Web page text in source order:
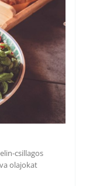
csillagos
olajokat